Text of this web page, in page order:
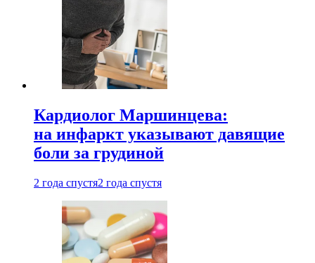
Кардиолог Маршинцева:
на инфаркт указывают давящие
боли за грудиной
2 года спустя2 года спустя